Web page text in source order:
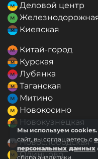
Деловой центр
Киевская
Китай-город
Курская
Лубянка
Таганская
Митино
Новокосино
Новокузнецкая
Новослободская
Одинцово
Мы используем cookies.
сайт, вы соглашаетесь с
персональных данных
сбора аналитики.